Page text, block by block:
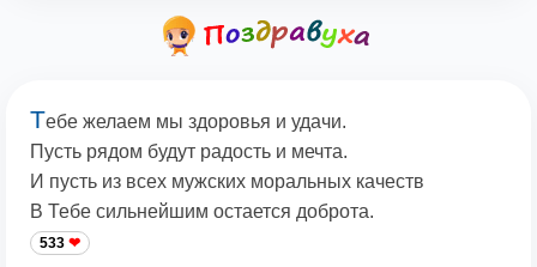
Тебе желаем мы здоровья и удачи.
Пусть рядом будут радость и мечта.
И пусть из всех мужских моральных качеств
В Тебе сильнейшим остается доброта.
533